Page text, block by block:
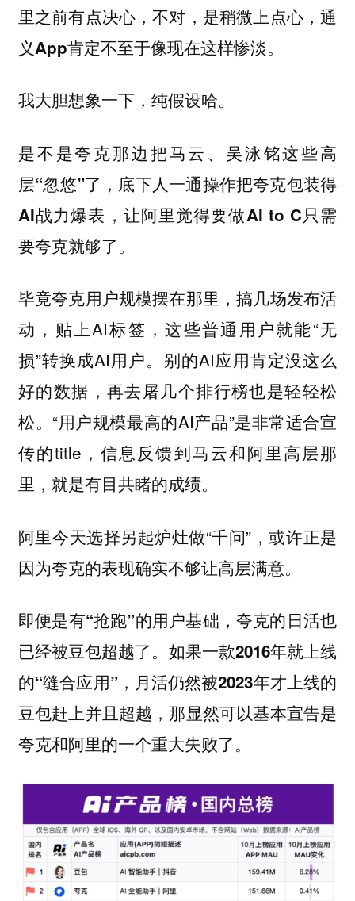
里之前有点决心，不对，是稍微上点心，通
义App肯定不至于像现在这样惨淡。
我大胆想象一下，纯假设哈。
是不是夸克那边把马云、吴泳铭这些高
层“忽悠”了，底下人一通操作把夸克包装得
AI战力爆表，让阿里觉得要做AI to C只需
要夸克就够了。
毕竟夸克用户规模摆在那里，搞几场发布活
动，贴上AI标签，这些普通用户就能“无
损”转换成AI用户。别的AI应用肯定没这么
好的数据，再去屠几个排行榜也是轻轻松
松。“用户规模最高的AI产品”是非常适合宣
传的title，信息反馈到马云和阿里高层那
里，就是有目共睹的成绩。
阿里今天选择另起炉灶做“千问”，或许正是
因为夸克的表现确实不够让高层满意。
即便是有“抢跑”的用户基础，夸克的日活也
已经被豆包超越了。如果一款2016年就上线
的“缝合应用”，月活仍然被2023年才上线的
豆包赶上并且超越，那显然可以基本宣告是
夸克和阿里的一个重大失败了。